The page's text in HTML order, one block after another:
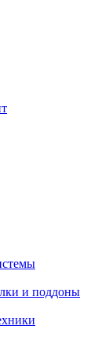
и поддоны